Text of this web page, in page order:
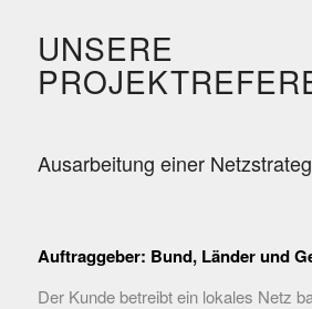
UNSERE
Ausarbeitung einer
Auftraggeber: Bund, Länder und
Der Kunde betreibt ein lokales Netz